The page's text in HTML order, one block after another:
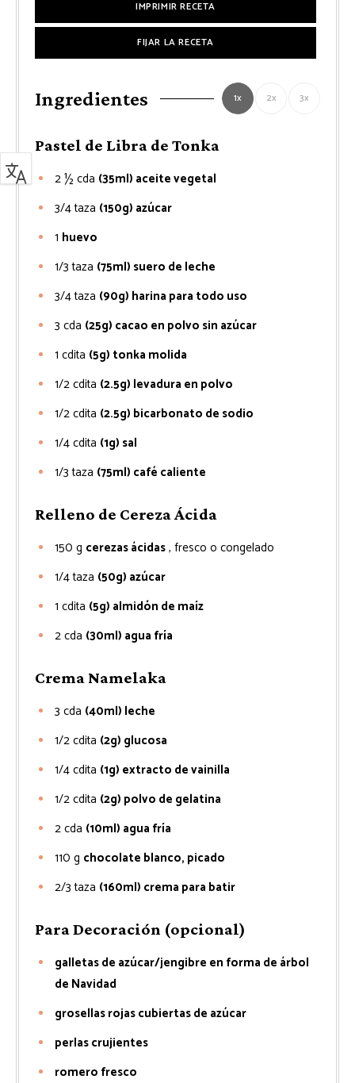
IMPRIMIR RECETA
FIJAR LA RECETA
Ingredientes 1x 2x 3x
Pastel de Libra de Tonka
2 ½cda (35ml) aceite vegetal
3/4taza (150g) azúcar
1 huevo
1/3 taza (75ml) suero de leche
3/4taza (90g) harina para todo uso
3 cda (25g) cacao en polvo sin azúcar
1 cdita (5g) tonka molida
1/2cdita (2.5g) levadura en polvo
1/2cdita (2.5g) bicarbonato de sodio
1/4cdita (1g) sal
1/3taza (75ml) café caliente
Relleno de Cereza Ácida
150 g cerezas ácidas, fresco o congelado
1/4taza (50g) azúcar
1 cdita (5g) almidón de maíz
2cda (30ml) agua fría
Crema Namelaka
3 cda (40ml) leche
1/2cdita (2g) glucosa
1/4cdita (1g) extracto de vainilla
1/2cdita (2g) polvo de gelatina
2cda (10ml) agua fría
110 g chocolate blanco, picado
2/3taza (160ml) crema para batir
Para Decoración (opcional)
galletas de azúcar/jengibre en forma de árbol
de Navidad
grosellas rojas cubiertas de azúcar
perlas crujientes
romero fresco